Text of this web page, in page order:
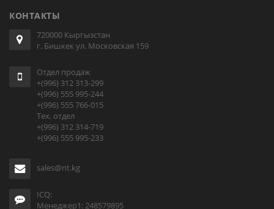
КОНТАКТЫ
720000 Кыргызстан
г. Бишкек ул. Московская 159
Отдел продаж
+(996) 312 313-299
+(996) 555 995-244
+(996) 555 766-015
Тех. отдел
+(996) 312 314-719
+(996) 555 995-233
sales@nt.kg
ICQ:
Менеджер1: 248579895